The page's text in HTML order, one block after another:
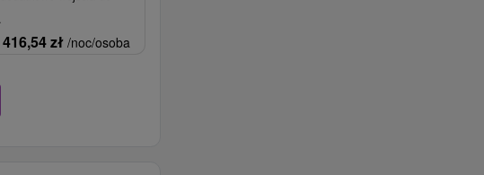
416,54zł /noc/osoba